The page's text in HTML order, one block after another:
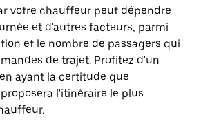
votre chauffeur peut dépendre
et d'autres facteurs, parmi
et le nombre de passagers qui
de trajet. Profitez d'un
ayant la certitude que
l'itinéraire le plus